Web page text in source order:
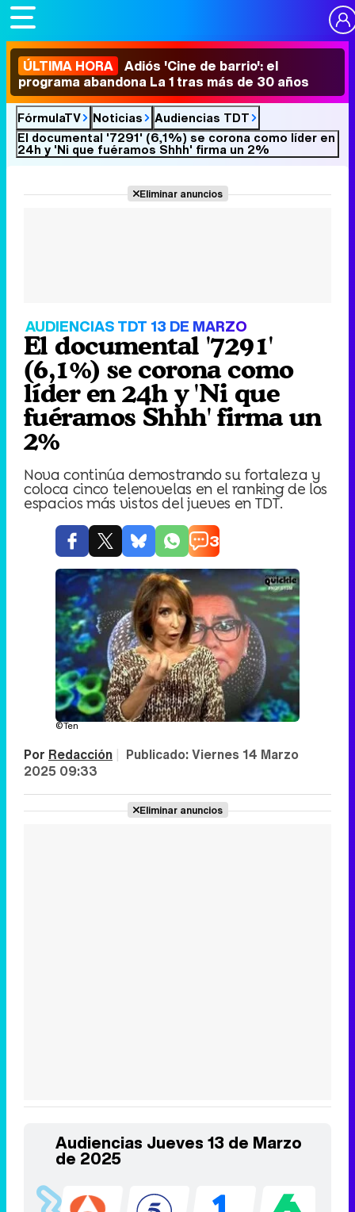
ÚLTIMA HORA Adiós 'Cine de barrio': el
programa abandona La 1 tras más de 30 años
FórmulaTV Noticias
Audiencias TDT
El documental '7291' (6,1%) se corona como líder en
24h y 'Ni que fuéramos Shhh' firma un 2%
Eliminar anuncios
AUDIENCIAS TDT 13 DE MARZO
El documental '7291'
(6,1%) se corona como
líder en 24h y 'Ni que
fuéramos Shhh' firma un
2%
Nova continúa demostrando su fortaleza y
coloca cinco telenovelas en el ranking de los
espacios más vistos del jueves en TDT.
3
©Ten
Por Redacción | Publicado:Viernes 14 Marzo
2025 09:33
Eliminar anuncios
Audiencias Jueves 13 de Marzo
de 2025